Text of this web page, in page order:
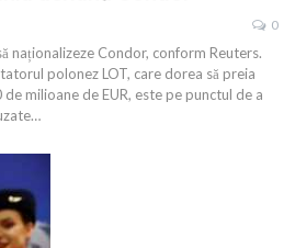
0
naționalizeze Condor, conform Reuters.
polonez LOT, care dorea să preia
milioane de EUR, este pe punctul de a
…